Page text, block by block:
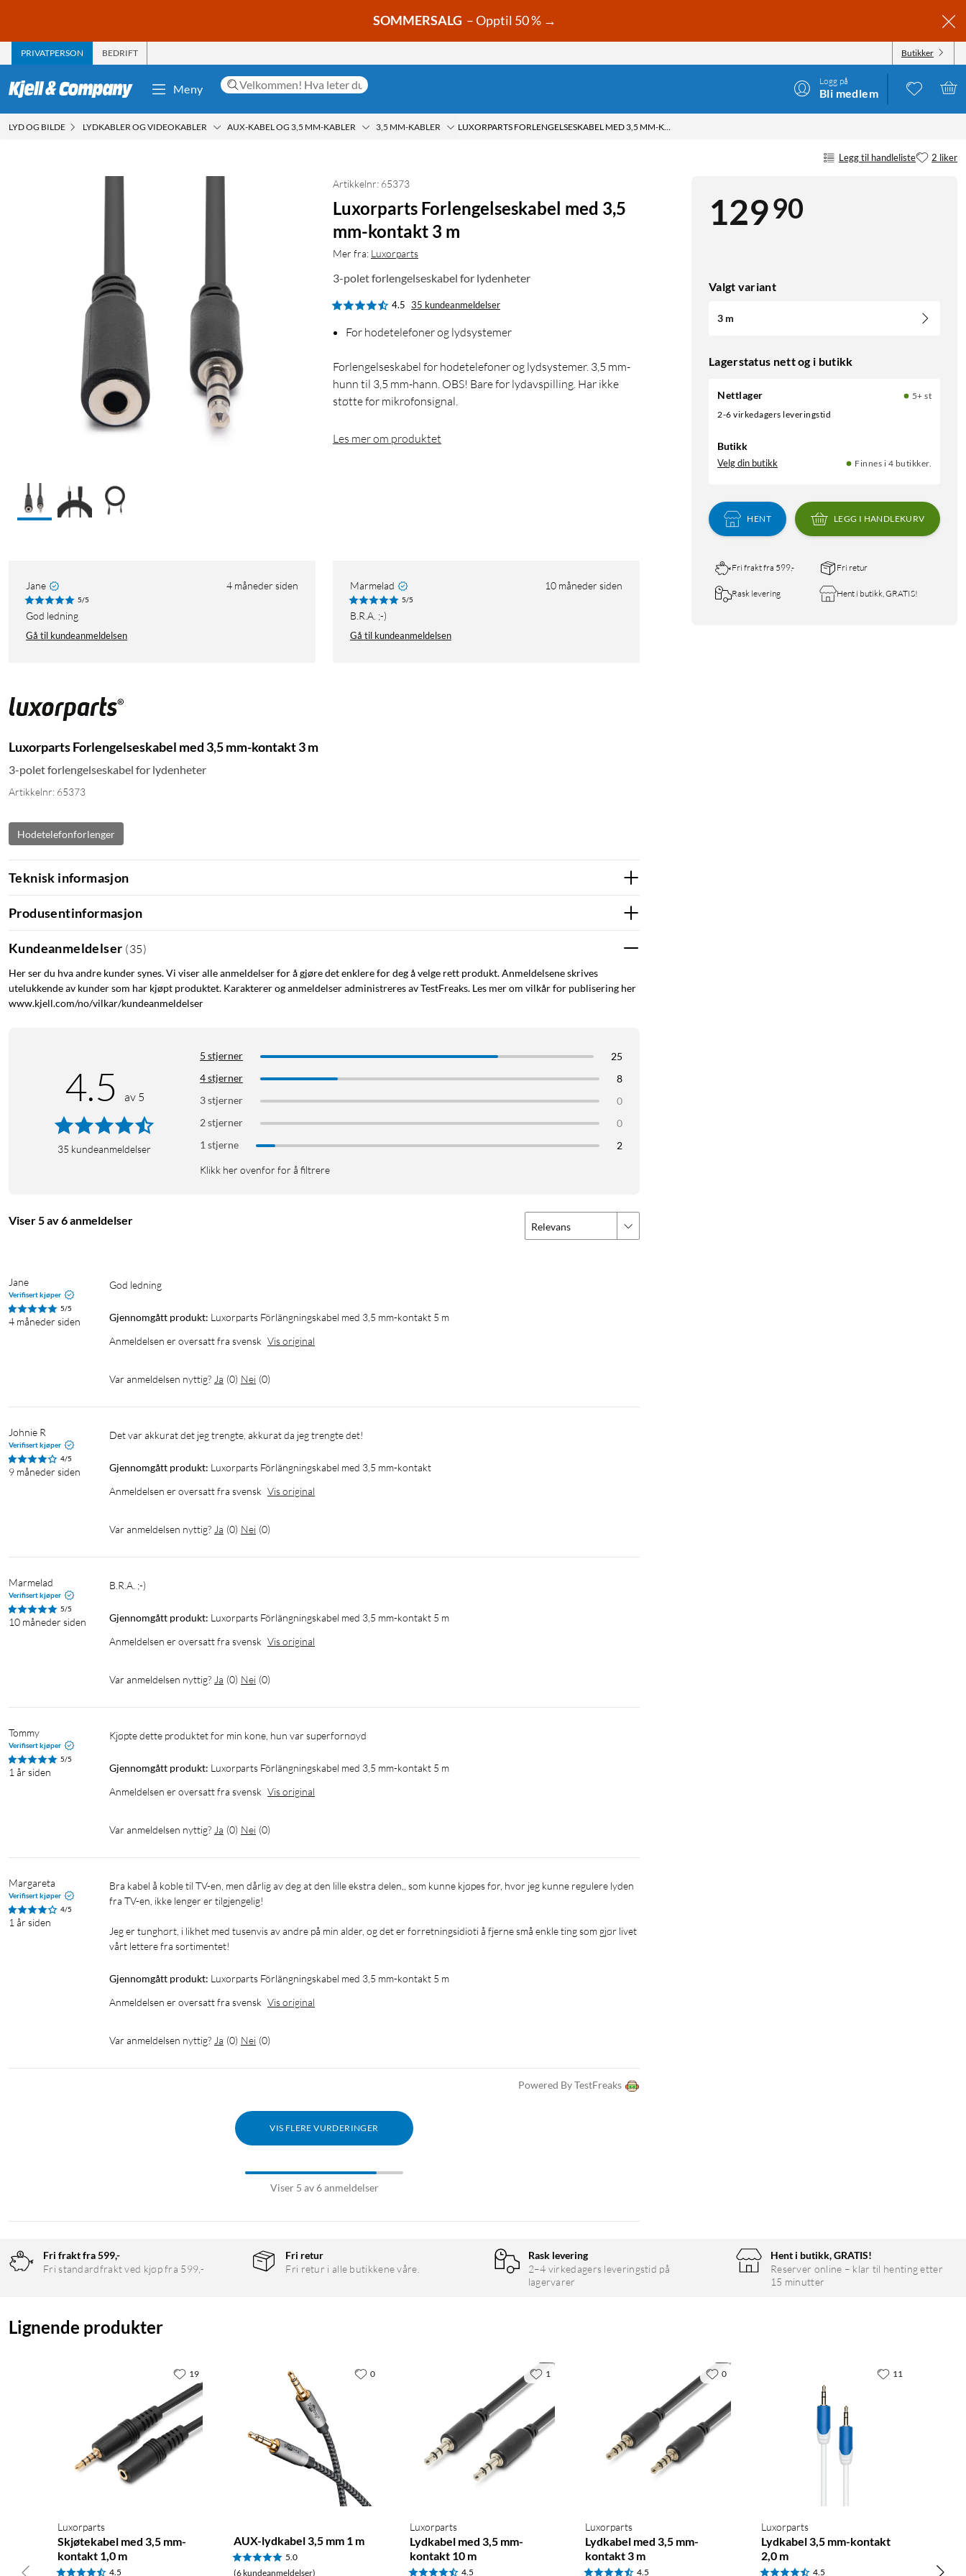
SOMMERSALG – Opptil 50 % →
PRIVATPERSON BEDRIFT Butikker
Meny
Logg på
Bli medlem
LYD OG BILDE LYDKABLER OG VIDEOKABLER AUX-KABEL OG 3,5 MM-KABLER 3,5 MM-KABLER LUXORPARTS FORLENGELSESKABEL MED 3,5 MM-KONTAKT 3 M
Legg til handleliste 2 liker
12990
Valgt variant
3 m
Lagerstatus nett og i butikk
Nettlager
5+ st
2-6 virkedagers leveringstid
Butikk
Velg din butikk Finnes i 4 butikker.
HENT LEGG I HANDLEKURV
Fri frakt fra 599,- Fri retur
Rask levering Hent i butikk, GRATIS!
Artikkelnr: 65373
Luxorparts Forlengelseskabel med 3,5
mm-kontakt 3 m
Mer fra: Luxorparts
3-polet forlengelseskabel for lydenheter
4.5 35 kundeanmeldelser
For hodetelefoner og lydsystemer
Forlengelseskabel for hodetelefoner og lydsystemer. 3,5 mm-
hunn til 3,5 mm-hann. OBS! Bare for lydavspilling. Har ikke
støtte for mikrofonsignal.
Les mer om produktet
Jane 4 måneder siden
5/5
God ledning
Gå til kundeanmeldelsen
Marmelad 10 måneder siden
5/5
B.R.A. ;-)
Gå til kundeanmeldelsen
Luxorparts Forlengelseskabel med 3,5 mm-kontakt 3 m
3-polet forlengelseskabel for lydenheter
Artikkelnr: 65373
Hodetelefonforlenger
Teknisk informasjon
Produsentinformasjon
Kundeanmeldelser (35)
Her ser du hva andre kunder synes. Vi viser alle anmeldelser for å gjøre det enklere for deg å velge rett produkt. Anmeldelsene skrives
utelukkende av kunder som har kjøpt produktet. Karakterer og anmeldelser administreres av TestFreaks. Les mer om vilkår for publisering her
www.kjell.com/no/vilkar/kundeanmeldelser
4.5 av 5
35 kundeanmeldelser
5 stjerner
25
4 stjerner
8
3 stjerner
0
2 stjerner
0
1 stjerne
2
Klikk her ovenfor for å filtrere
Viser 5 av 6 anmeldelser Relevans
Jane
Verifisert kjøper
5/5
4 måneder siden
God ledning
Gjennomgått produkt: Luxorparts Förlängningskabel med 3,5 mm-kontakt 5 m
Anmeldelsen er oversatt fra svensk Vis original
Var anmeldelsen nyttig? Ja (0) Nei (0)
Johnie R
Verifisert kjøper
4/5
9 måneder siden
Det var akkurat det jeg trengte, akkurat da jeg trengte det!
Gjennomgått produkt: Luxorparts Förlängningskabel med 3,5 mm-kontakt
Anmeldelsen er oversatt fra svensk Vis original
Var anmeldelsen nyttig? Ja (0) Nei (0)
Marmelad
Verifisert kjøper
5/5
10 måneder siden
B.R.A. ;-)
Gjennomgått produkt: Luxorparts Förlängningskabel med 3,5 mm-kontakt 5 m
Anmeldelsen er oversatt fra svensk Vis original
Var anmeldelsen nyttig? Ja (0) Nei (0)
Tommy
Verifisert kjøper
5/5
1 år siden
Kjøpte dette produktet for min kone, hun var superfornøyd
Gjennomgått produkt: Luxorparts Förlängningskabel med 3,5 mm-kontakt 5 m
Anmeldelsen er oversatt fra svensk Vis original
Var anmeldelsen nyttig? Ja (0) Nei (0)
Margareta
Verifisert kjøper
4/5
1 år siden
Bra kabel å koble til TV-en, men dårlig av deg at den lille ekstra delen,, som kunne kjøpes før, hvor jeg kunne regulere lyden
fra TV-en, ikke lenger er tilgjengelig!
Jeg er tunghørt, i likhet med tusenvis av andre på min alder, og det er forretningsidioti å fjerne små enkle ting som gjør livet
vårt lettere fra sortimentet!
Gjennomgått produkt: Luxorparts Förlängningskabel med 3,5 mm-kontakt 5 m
Anmeldelsen er oversatt fra svensk Vis original
Var anmeldelsen nyttig? Ja (0) Nei (0)
Powered By TestFreaks
VIS FLERE VURDERINGER
Viser 5 av 6 anmeldelser
Fri frakt fra 599,-
Fri standardfrakt ved kjøp fra 599,-
Fri retur
Fri retur i alle butikkene våre.
Rask levering
2–4 virkedagers leveringstid på
lagervarer
Hent i butikk, GRATIS!
Reserver online – klar til henting etter
15 minutter
Lignende produkter
Luxorparts
Skjøtekabel med 3,5 mm-
kontakt 1,0 m
4.5
19
AUX-lydkabel 3,5 mm 1 m
5.0
(6 kundeanmeldelser)
0
Luxorparts
Lydkabel med 3,5 mm-
kontakt 10 m
4.5
1
Luxorparts
Lydkabel med 3,5 mm-
kontakt 3 m
4.5
0
Luxorparts
Lydkabel 3,5 mm-kontakt
2,0 m
4.5
11